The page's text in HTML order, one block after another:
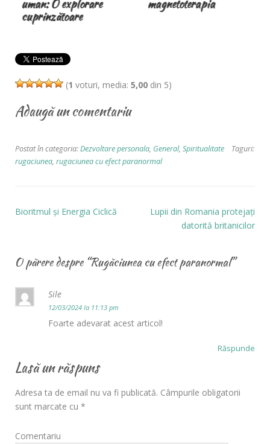
uman: O explorare
cuprinzătoare
magnetoterapia
(1 voturi, media: 5,00 din 5)
Adaugă un comentariu
Postat în categoria:Dezvoltare personala, General, Spiritualitate
Taguri:
rugaciunea, rugaciunea cu efect paranormal
Bioritmul și Energia Ciclică
Lupii din Romania protejaţi
datorită britanicilor
O părere despre “Rugăciunea cu efect paranormal”
Sile
12/03/2024 la 11:13 pm
Foarte adevarat acest articol!
Răspunde
Lasă un răspuns
Adresa ta de email nu va fi publicată. Câmpurile obligatorii
sunt marcate cu *
Comentariu